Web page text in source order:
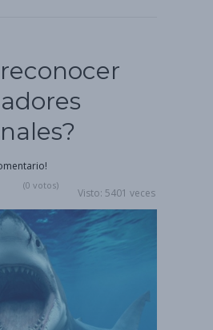
(0 votos)
Visto: 5401 veces